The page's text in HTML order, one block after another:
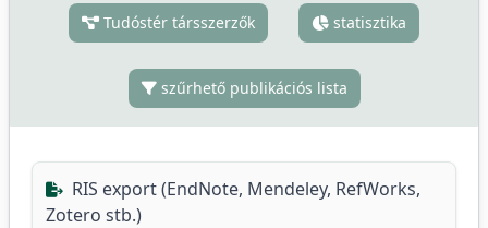
Tudóstér társszerzők statisztika
szűrhető publikációs lista
RIS export (EndNote, Mendeley, RefWorks,
Zotero stb.)